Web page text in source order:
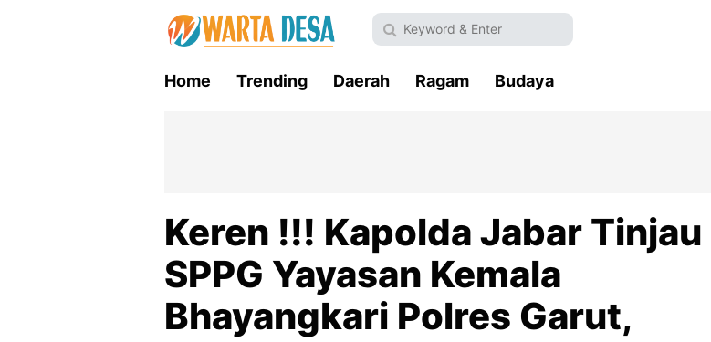
Home Trending Daerah Ragam Budaya
Keren !!! Kapolda Jabar Tinjau
SPPG Yayasan Kemala
Bhayangkari Polres Garut,